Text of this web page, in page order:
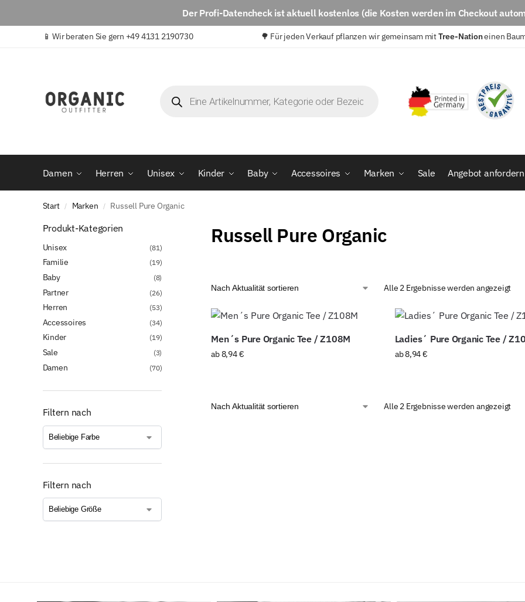
Der Profi-Datencheckist aktuell kostenlos (die Kosten werden im Checkout
📱Wir beraten Sie gern +49 4131 2190730 🌳 Für jeden Verkauf pflanzen wir gemeinsam mitTree-Nationeinen
Damen Herren Unisex Kinder Baby Accessoires Marken Sale Angebot anfordern
Start / Marken / Russell Pure Organic
Russell Pure Organic
Alle 2 Ergebnisse werden angezeigt
Men´s Pure Organic Tee / Z108M
ab8,94€
Ladies´ Pure Organic Tee /
ab8,94€
Alle 2 Ergebnisse werden angezeigt
Produkt-Kategorien
Unisex (81)
Familie (19)
Baby (8)
Partner (26)
Herren (53)
Accessoires (34)
Kinder (19)
Sale (3)
Damen (70)
Filtern nach
Filtern nach